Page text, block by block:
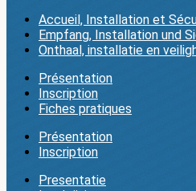
Accueil, Installation et
Empfang, Installation und
Onthaal, installatie en
Présentation
Inscription
Fiches pratiques
Présentation
Inscription
Presentatie